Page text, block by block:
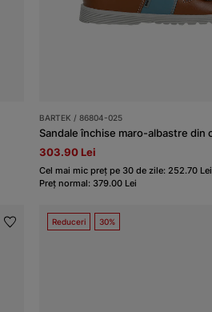
BARTEK / 86804-025
303.90 Lei
Cel mai mic preț pe 30 de zile: 252.70 Lei
Preț normal: 379.00 Lei
Reduceri 30%